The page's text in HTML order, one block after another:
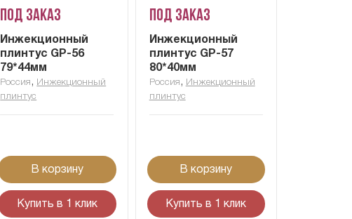
Под заказ
Инжекционный
плинтус GP-56
79*44мм
Россия , Инжекционный
плинтус
В корзину
Купить в 1 клик
Под заказ
Инжекционный
плинтус GP-57
80*40мм
Россия , Инжекционный
плинтус
В корзину
Купить в 1 клик